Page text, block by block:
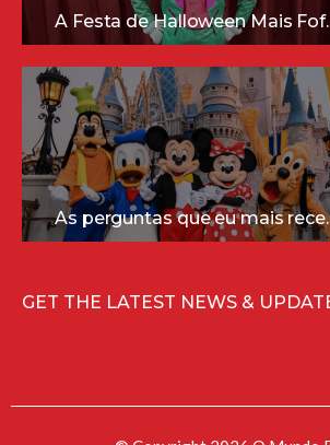
A Festa de
As perguntas que
GET THE LATEST NEWS &